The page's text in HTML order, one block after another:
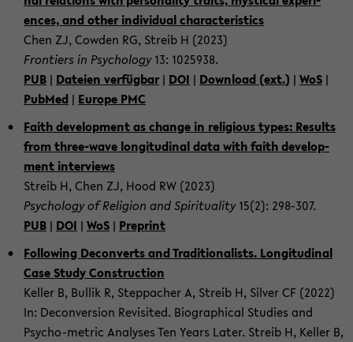
ences, and other in­di­vid­ual char­ac­ter­is­tics
Chen ZJ, Cow­den RG, Streib H (2023)
Fron­tiers in Psy­chol­ogy13: 1025938.
PUB | Dateien verfügbar| DOI | Down­load (ext.) | WoS |
PubMed | Eu­rope PMC
Faith de­vel­op­ment as change in re­li­gious types: Re­sults
from three-​wave lon­gi­tu­di­nal data with faith de­vel­op­
ment in­ter­views
Streib H, Chen ZJ, Hood RW (2023)
Psy­chol­ogy of Re­li­gion and Spir­i­tu­al­ity15(2): 298-​307.
PUB | DOI | WoS | Preprint
Fol­low­ing De­con­verts and Tra­di­tion­al­ists. Lon­gi­tu­di­nal
Case Study Con­struc­tion
Keller B, Bul­lik R, Step­pacher A, Streib H, Sil­ver CF (2022)
In: De­con­ver­sion Re­vis­ited. Bi­o­graph­i­cal Stud­ies and
Psycho-​metric Analy­ses Ten Years Later. Streib H, Keller B,